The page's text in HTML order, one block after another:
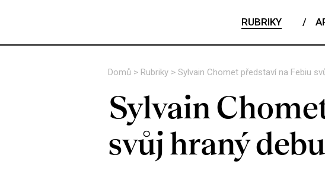
RUBRIKY /
Domů > Rubriky > Sylvain Chomet představí na Febiu
Sylvain
svůj hraný